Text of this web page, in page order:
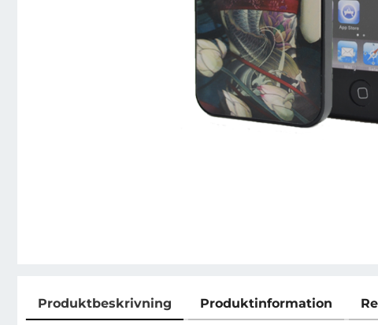
Produktbeskrivning Produktinformation